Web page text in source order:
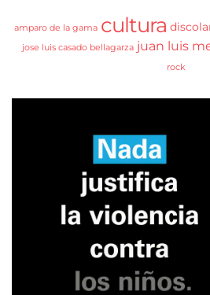
amparo de la gama cultura
jose luis casado bellagarza juan luis
rock